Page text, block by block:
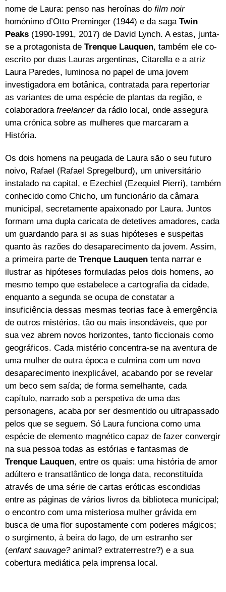
nome de Laura: penso nas heroínas do film noir
homónimo d’Otto Preminger (1944) e da saga Twin
Peaks (1990-1991, 2017) de David Lynch. A estas, junta-
se a protagonista de Trenque Lauquen, também ele co-
escrito por duas Lauras argentinas, Citarella e a atriz
Laura Paredes, luminosa no papel de uma jovem
investigadora em botânica, contratada para repertoriar
as variantes de uma espécie de plantas da região, e
colaboradora freelancer da rádio local, onde assegura
uma crónica sobre as mulheres que marcaram a
História.
Os dois homens na peugada de Laura são o seu futuro
noivo, Rafael (Rafael Spregelburd), um universitário
instalado na capital, e Ezechiel (Ezequiel Pierri), também
conhecido como Chicho, um funcionário da câmara
municipal, secretamente apaixonado por Laura. Juntos
formam uma dupla caricata de detetives amadores, cada
um guardando para si as suas hipóteses e suspeitas
quanto às razões do desaparecimento da jovem. Assim,
a primeira parte de Trenque Lauquen tenta narrar e
ilustrar as hipóteses formuladas pelos dois homens, ao
mesmo tempo que estabelece a cartografia da cidade,
enquanto a segunda se ocupa de constatar a
insuficiência dessas mesmas teorias face à emergência
de outros mistérios, tão ou mais insondáveis, que por
sua vez abrem novos horizontes, tanto ficcionais como
geográficos. Cada mistério concentra-se na aventura de
uma mulher de outra época e culmina com um novo
desaparecimento inexplicável, acabando por se revelar
um beco sem saída; de forma semelhante, cada
capítulo, narrado sob a perspetiva de uma das
personagens, acaba por ser desmentido ou ultrapassado
pelos que se seguem. Só Laura funciona como uma
espécie de elemento magnético capaz de fazer convergir
na sua pessoa todas as estórias e fantasmas de
Trenque Lauquen, entre os quais: uma história de amor
adúltero e transatlântico de longa data, reconstituída
através de uma série de cartas eróticas escondidas
entre as páginas de vários livros da biblioteca municipal;
o encontro com uma misteriosa mulher grávida em
busca de uma flor supostamente com poderes mágicos;
o surgimento, à beira do lago, de um estranho ser
(enfant sauvage? animal? extraterrestre?) e a sua
cobertura mediática pela imprensa local.